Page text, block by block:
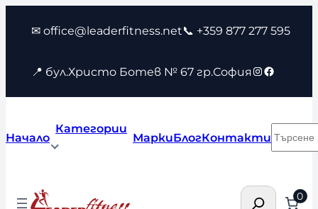
съдържанието
✉ office@leaderfitness.net📞 +359 877 277 595
📍 бул.Христо Ботев № 67 гр.София Instagram
Facebook
Начало
Категории
МаркиБлогКонтакти
Търсене 0